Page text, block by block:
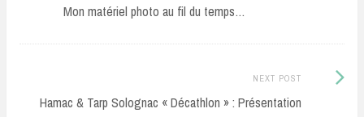
navigation
post:
Mon matériel photo au fil du temps…
NEXT POST
Hamac & Tarp Solognac « Décathlon » : Présentation
Next